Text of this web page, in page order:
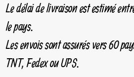
Le délai de livraison est estimé
le pays.
Les envois sont assurés vers 60
TNT, Fedex ou UPS.